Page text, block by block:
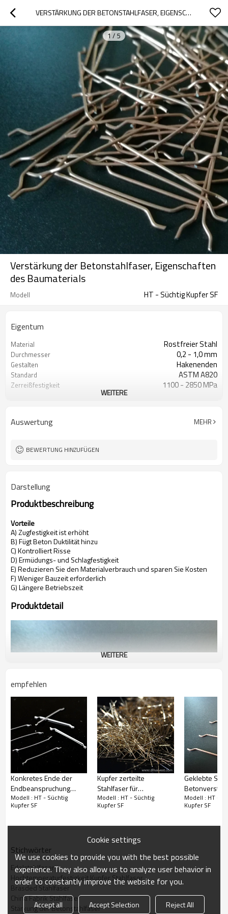
VERSTÄRKUNG DER BETONSTAHLFASER, EIGENSCHAFTEN DES BAUMATERIALS
1/ 5
Verstärkung der Betonstahlfaser, Eigenschaften
des Baumaterials
Modell HT - Süchtig Kupfer SF
Eigentum
Material Rostfreier Stahl
Durchmesser 0,2 - 1,0 mm
Gestalten Hakenenden
Standard ASTM A820
Zerreißfestigkeit 1100 - 2850 MPa
WEITERE
Auswertung MEHR
BEWERTUNG HINZUFÜGEN
Darstellung
Produktbeschreibung
Vorteile
A) Zugfestigkeit ist erhöht
B) Fügt Beton Duktilität hinzu
C) Kontrolliert Risse
D) Ermüdungs- und Schlagfestigkeit
E) Reduzieren Sie den Materialverbrauch und sparen Sie Kosten
F) Weniger Bauzeit erforderlich
G) Längere Betriebszeit
Produktdetail
WEITERE
empfehlen
Konkretes Ende der
Endbeanspruchung
hakte kaltgezogene
Stahlfaserfabrik ein
Modell : HT - Süchtig
Kupfer SF
Kupfer zerteilte
Stahlfaser für
Betonverstärkung
Modell : HT - Süchtig
Kupfer SF
Geklebte
Cooper
Stahlfaser
Modell : HT -
Kupfer SF
Stichwörter
Edelstahlfaser
Hochtemperaturfestigkeit Kupfer Stahlfaser
Brasded Stahlfaser
China Fabrik Stahlfaser
Stärkung der Betonstahlfaser
Cookie settings
We use cookies to provide you with the best possible
experience. They also allow us to analyze user behavior in
order to constantly improve the website for you.
Accept all Accept Selection Reject All